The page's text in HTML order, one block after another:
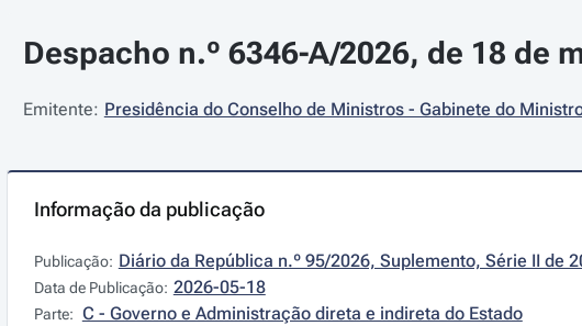
Despacho n.º 6346-A/2026, de 18 de
Emitente: Presidência do Conselho de Ministros - Gabinete do
Informação da publicação
Publicação: Diário da República n.º 95/2026, Suplemento, Série II de
Data de Publicação: 2026-05-18
Parte: C - Governo e Administração direta e indireta do Estado